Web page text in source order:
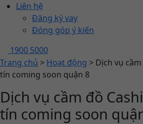
Liên hệ
Đăng ký vay
Đóng góp ý kiến
1900 5000
Trang chủ > Hoạt động > Dịch vụ
tín coming soon quận 8
Dịch vụ cầm đồ
tín coming soon